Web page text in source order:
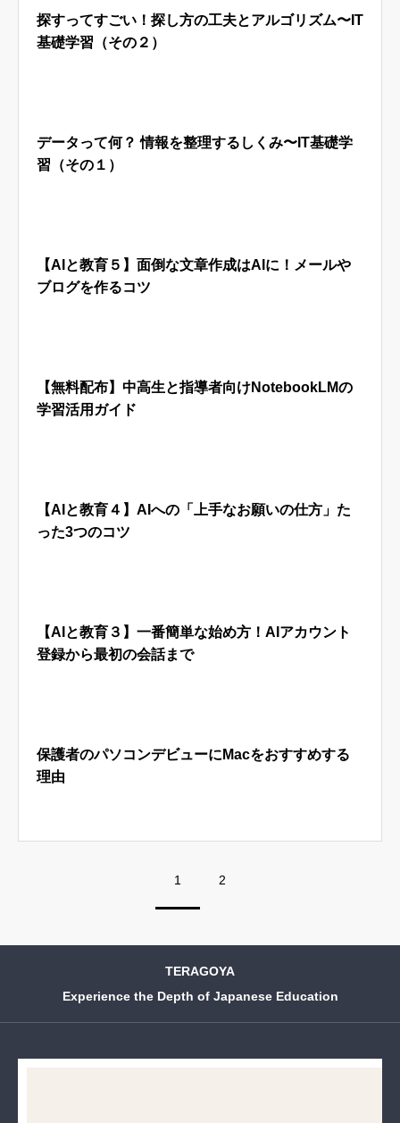
探すってすごい！探し方の工夫とアルゴリズム〜IT
基礎学習（その２）
データって何？ 情報を整理するしくみ〜IT基礎学
習（その１）
【AIと教育５】面倒な文章作成はAIに！メールや
ブログを作るコツ
【無料配布】中高生と指導者向けNotebookLMの
学習活用ガイド
【AIと教育４】AIへの「上手なお願いの仕方」た
った3つのコツ
【AIと教育３】一番簡単な始め方！AIアカウント
登録から最初の会話まで
保護者のパソコンデビューにMacをおすすめする
理由
1 2
TERAGOYA
Experience the Depth of Japanese Education